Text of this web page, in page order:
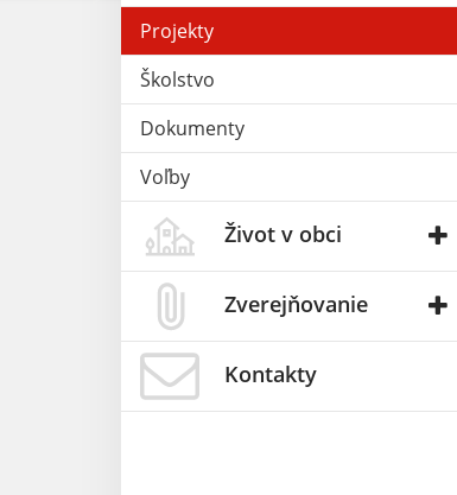
Projekty
Školstvo
Dokumenty
Voľby
Život v obci
Zverejňovanie
Kontakty